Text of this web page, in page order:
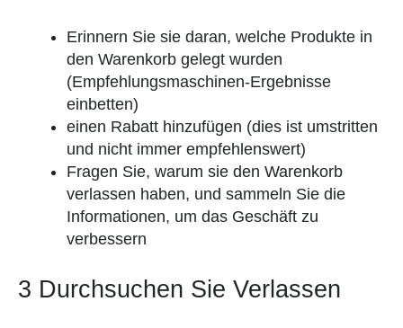
Erinnern Sie sie daran, welche Produkte in
den Warenkorb gelegt wurden
(Empfehlungsmaschinen-Ergebnisse
einbetten)
einen Rabatt hinzufügen (dies ist umstritten
und nicht immer empfehlenswert)
Fragen Sie, warum sie den Warenkorb
verlassen haben, und sammeln Sie die
Informationen, um das Geschäft zu
verbessern
3 Durchsuchen Sie Verlassen